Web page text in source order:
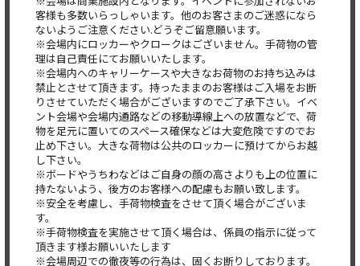
客様も多数いらっしゃいます。他のお客さまのご迷惑になら
ないようご注意ください.どうぞご留意願います。
※会場内にロッカーやクロークはございません。手荷物の管
理は自己責任にてお願いいたします。
※会場内へのキャリーケースや大きなお荷物のお持ち込みは
禁止とさせて頂きます。持ったままのお客様はご入場をお断
りさせていただく場合がございますのでご了承下さい。イベ
ント会場や会場内通路などの移動導線上への放置などで、荷
物を足元に置いてのスペース確保などは大変危険ですのでお
止め下さい。大きな荷物は公共のロッカーに預けてからお越
し下さい。
※ボードやうちわなどはご自身の顔の高さよりも上の位置に
持たないよう、後方のお客様への配慮もお願い致します。
※安全を考慮し、手荷物検査をさせて頂く場合がございま
す。
※手荷物検査を実施させて頂く場合は、係員の指示に従って
頂きます様お願いいたします
※会場周辺での徹夜等の行為は、固くお断りしております。